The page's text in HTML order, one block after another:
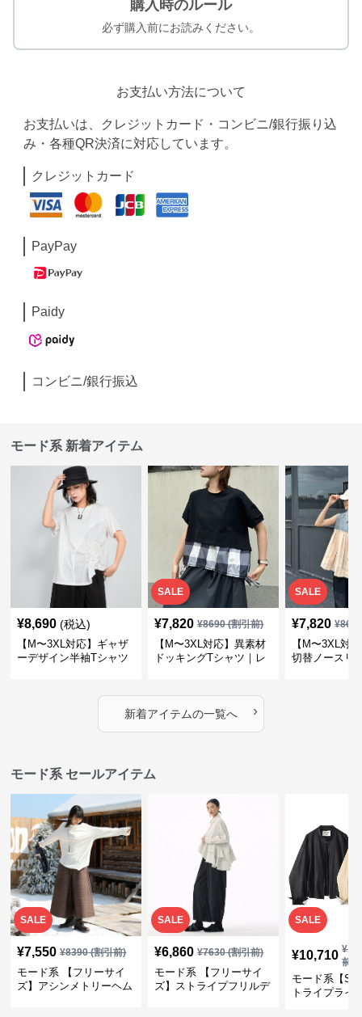
購入時のルール
必ず購入前にお読みください。
お支払い方法について
お支払いは、クレジットカード・コンビニ/銀行振り込
み・各種QR決済に対応しています。
クレジットカード
PayPay
Paidy
コンビニ/銀行振込
モード系 新着アイテム
¥8,690 (税込)
【M〜3XL対応】ギャザ
ーデザイン半袖Tシャツ
SALE
¥7,820 ¥8690(割引前)
【M〜3XL対応】異素材
ドッキングTシャツ｜レ
カバー・大人モード
SALE
¥7,820 ¥
【M〜3XL対
切替ノースリ
新着アイテムの一覧へ ›
モード系 セールアイテム
SALE
¥7,550 ¥8390(割引前)
モード系 【フリーサイ
ズ】アシンメトリーヘム
SALE
¥6,860 ¥7630(割引前)
モード系 【フリーサイ
ズ】ストライプフリルデ
SALE
¥10,710 ¥
前)
モード系【S
トライプライ